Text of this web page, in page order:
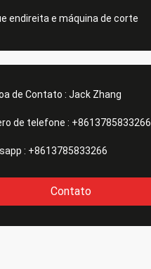
endireita e máquina de corte
de Contato : Jack Zhang
de telefone : +8613785833266
: +8613785833266
Contato